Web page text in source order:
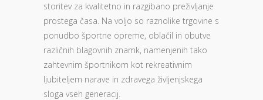
storitev za kvalitetno in razgibano preživljanje
prostega časa. Na voljo so raznolike trgovine s
ponudbo športne opreme, oblačil in obutve
različnih blagovnih znamk, namenjenih tako
zahtevnim športnikom kot rekreativnim
ljubiteljem narave in zdravega življenjskega
sloga vseh generacij.